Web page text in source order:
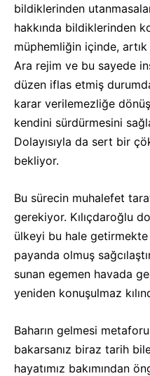
bildiklerinden
hakkında bildiklerinden
müphemliğin içinde,
Ara rejim ve bu sayede
düzen iflas etmiş
karar verilemezliğe
kendini sürdürmesini
Dolayısıyla da sert bir
bekliyor.
Bu sürecin muhalefet
gerekiyor. Kılıçdaroğlu
ülkeyi bu hale getirmekte
payanda olmuş
sunan egemen havada
yeniden konuşulmaz
Baharın gelmesi
bakarsanız biraz tarih
hayatımız bakımından